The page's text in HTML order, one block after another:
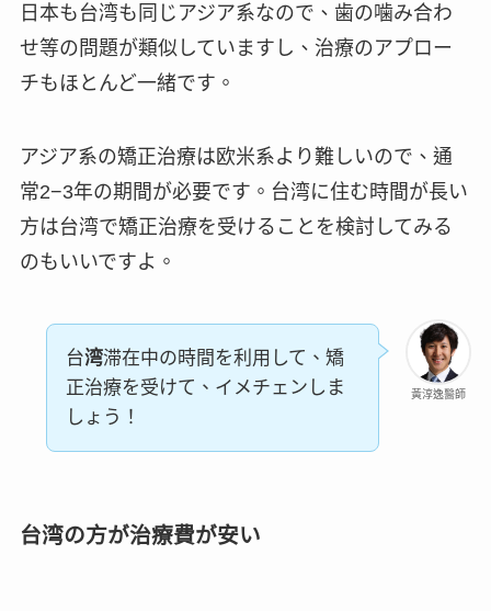
日本も台湾も同じアジア系なので、歯の噛み合わ
せ等の問題が類似していますし、治療のアプロー
チもほとんど一緒です。
アジア系の矯正治療は欧米系より難しいので、通
常2−3年の期間が必要です。台湾に住む時間が長い
方は台湾で矯正治療を受けることを検討してみる
のもいいですよ。
黃淳逸醫師
台湾滞在中の時間を利用して、矯
正治療を受けて、イメチェンしま
しょう！
台湾の方が治療費が安い